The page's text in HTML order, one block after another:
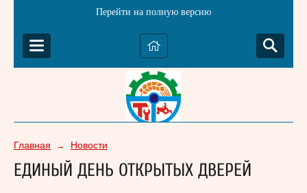
Перейти на полную версию
Главная → Новости
ЕДИНЫЙ ДЕНЬ ОТКРЫТЫХ ДВЕРЕЙ